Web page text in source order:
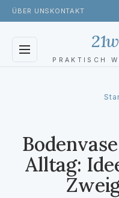
ÜBER UNS KONTAKT
PRAKTISCH
SCHLAFZIMMER
BADEZIMMER
Alltag: